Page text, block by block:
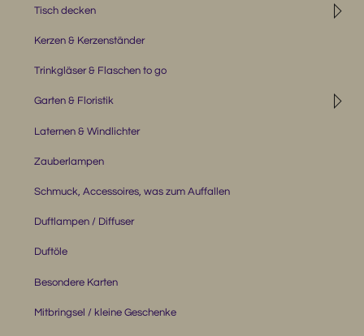
◹
Tisch decken
Kerzen & Kerzenständer
Trinkgläser & Flaschen to go
◹
Garten & Floristik
Laternen & Windlichter
Zauberlampen
Schmuck, Accessoires, was zum Auffallen
Duftlampen / Diffuser
Duftöle
Besondere Karten
Mitbringsel / kleine Geschenke